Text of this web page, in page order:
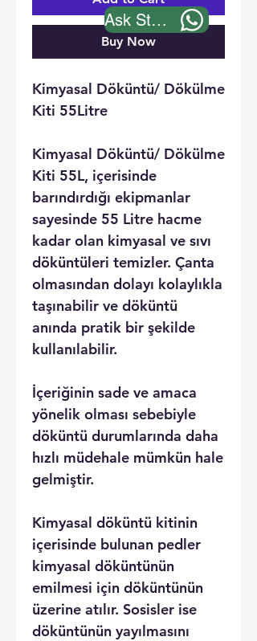
Buy Now
Kimyasal Döküntü/ Dökülme
Kiti 55Litre
Kimyasal Döküntü/ Dökülme
Kiti 55L, içerisinde
barındırdığı ekipmanlar
sayesinde 55 Litre hacme
kadar olan kimyasal ve sıvı
döküntüleri temizler. Çanta
olmasından dolayı kolaylıkla
taşınabilir ve döküntü
anında pratik bir şekilde
kullanılabilir.
İçeriğinin sade ve amaca
yönelik olması sebebiyle
döküntü durumlarında daha
hızlı müdehale mümkün hale
gelmiştir.
Kimyasal döküntü kitinin
içerisinde bulunan pedler
kimyasal döküntünün
emilmesi için döküntünün
üzerine atılır. Sosisler ise
döküntünün yayılmasını
Ask Stock